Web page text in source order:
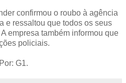
confirmou o roubo à agência
e ressaltou que todos os seus
empresa também informou que
policiais.
Por: G1.